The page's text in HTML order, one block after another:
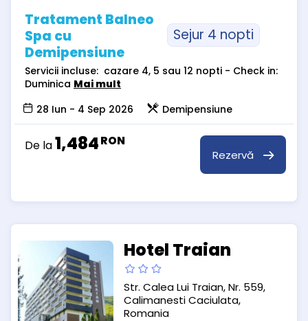
Tratament Balneo
Spa cu
Demipensiune
Sejur 4 nopti
Servicii incluse: cazare 4, 5 sau 12 nopti - Check in:
Duminica Mai mult
28 Iun - 4 Sep 2026
Demipensiune
De la1,484RON
Rezervă
Hotel Traian
Str. Calea Lui Traian, Nr. 559,
Calimanesti Caciulata,
Romania